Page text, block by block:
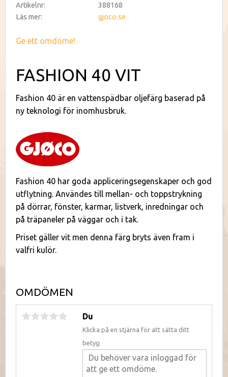
Artikelnr
388168
Läs mer
gjoco.se
Ge ett omdöme!
FASHION 40 VIT
Fashion 40 är en vattenspädbar oljefärg baserad på
ny teknologi för inomhusbruk.
Fashion 40 har goda appliceringsegenskaper och god
utflytning. Användes till mellan- och toppstrykning
på dörrar, fönster, karmar, listverk, inredningar och
på träpaneler på väggar och i tak.
Priset gäller vit men denna färg bryts även fram i
valfri kulör.
OMDÖMEN
Du
Klicka på en stjärna för att sätta ditt
betyg